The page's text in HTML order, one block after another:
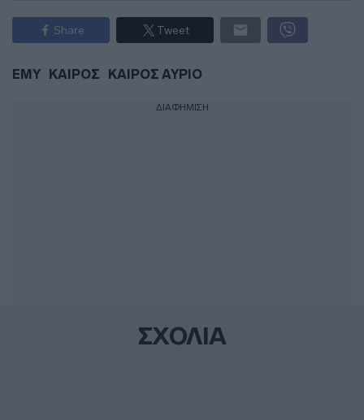
Share Tweet
ΕΜΥ ΚΑΙΡΟΣ ΚΑΙΡΟΣ ΑΥΡΙΟ
ΔΙΑΦΗΜΙΣΗ
ΣΧΟΛΙΑ